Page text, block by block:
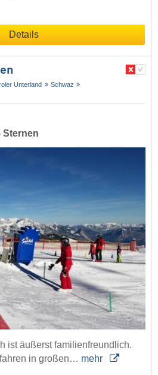
Details
Unterland
Schwaz
Sternen
ist äußerst familienfreundlich.
in großen… mehr